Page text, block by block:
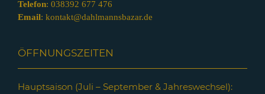
Telefon: 038392 677 476
Email: kontakt@dahlmannsbazar.de
ÖFFNUNGSZEITEN
Hauptsaison (Juli – September & Jahreswechsel):